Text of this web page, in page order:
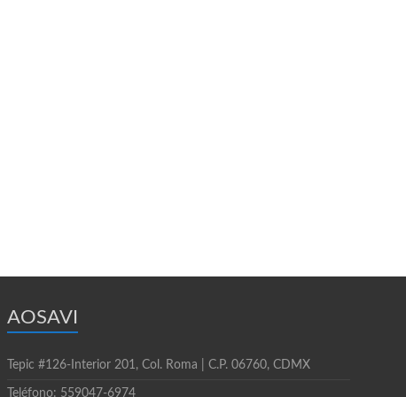
AOSAVI
Tepic #126-Interior 201, Col. Roma | C.P. 06760, CDMX
Teléfono: 559047-6974